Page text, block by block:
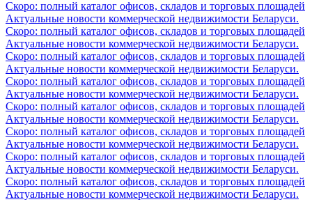
Скоро: полный каталог офисов, складов и торговых площадей
Актуальные новости коммерческой недвижимости Беларуси.
Скоро: полный каталог офисов, складов и торговых площадей
Актуальные новости коммерческой недвижимости Беларуси.
Скоро: полный каталог офисов, складов и торговых площадей
Актуальные новости коммерческой недвижимости Беларуси.
Скоро: полный каталог офисов, складов и торговых площадей
Актуальные новости коммерческой недвижимости Беларуси.
Скоро: полный каталог офисов, складов и торговых площадей
Актуальные новости коммерческой недвижимости Беларуси.
Скоро: полный каталог офисов, складов и торговых площадей
Актуальные новости коммерческой недвижимости Беларуси.
Скоро: полный каталог офисов, складов и торговых площадей
Актуальные новости коммерческой недвижимости Беларуси.
Скоро: полный каталог офисов, складов и торговых площадей
Актуальные новости коммерческой недвижимости Беларуси.